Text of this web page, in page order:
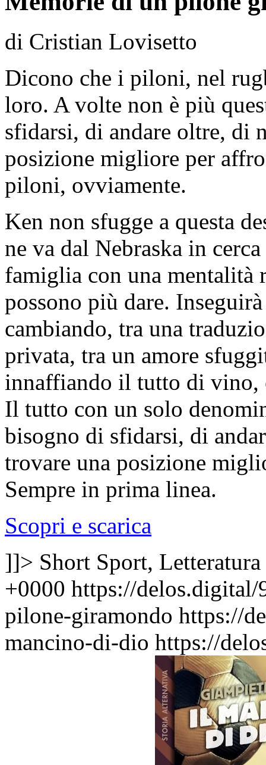
di Cristian Lovisetto
Dicono che i piloni, nel
loro. A volte non è più
sfidarsi, di andare oltre, di
posizione migliore per
piloni, ovviamente.
Ken non sfugge a questa
ne va dal Nebraska in
famiglia con una mentalità
possono più dare.
cambiando, tra una
privata, tra un amore
innaffiando il tutto di vino,
Il tutto con un solo
bisogno di sfidarsi, di
trovare una posizione
Sempre in prima linea.
Scopri e scarica
]]> Short Sport, Letteratura
+0000 https://delos.digital/
pilone-giramondo https://
mancino-di-dio https://